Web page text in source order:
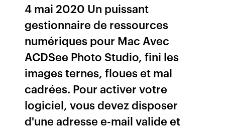
4 mai 2020 Un puissant
gestionnaire de ressources
numériques pour Mac Avec
ACDSee Photo Studio, fini les
images ternes, floues et mal
cadrées. Pour activer votre
logiciel, vous devez disposer
d'une adresse e-mail valide et